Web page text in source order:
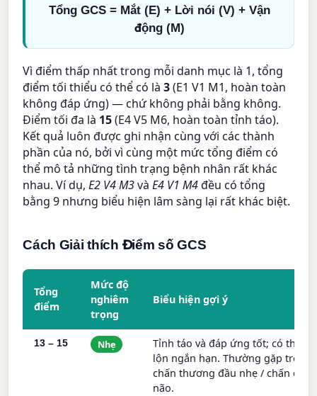
Tổng GCS = Mắt (E) + Lời nói (V) + Vận
động (M)
Vì điểm thấp nhất trong mỗi danh mục là 1, tổng
điểm tối thiểu có thể có là3(E1 V1 M1, hoàn toàn
không đáp ứng) — chứ không phải bằng không.
Điểm tối đa là 15(E4 V5 M6, hoàn toàn tỉnh táo).
Kết quả luôn được ghi nhận cùng với các thành
phần của nó, bởi vì cùng một mức tổng điểm có
thể mô tả những tình trạng bệnh nhân rất khác
nhau. Ví dụ,E2 V4 M3vàE4 V1 M4đều có tổng
bằng 9 nhưng biểu hiện lâm sàng lại rất khác biệt.
Cách Giải thích Điểm số GCS
Tổng
điểm
Mức độ
nghiêm
trọng
Biểu hiện gợi ý
13 – 15 Nhẹ
Tỉnh táo và đáp ứng tốt; có thể
lộn ngắn hạn. Thường gặp trong
chấn thương đầu nhẹ / chấn
não.